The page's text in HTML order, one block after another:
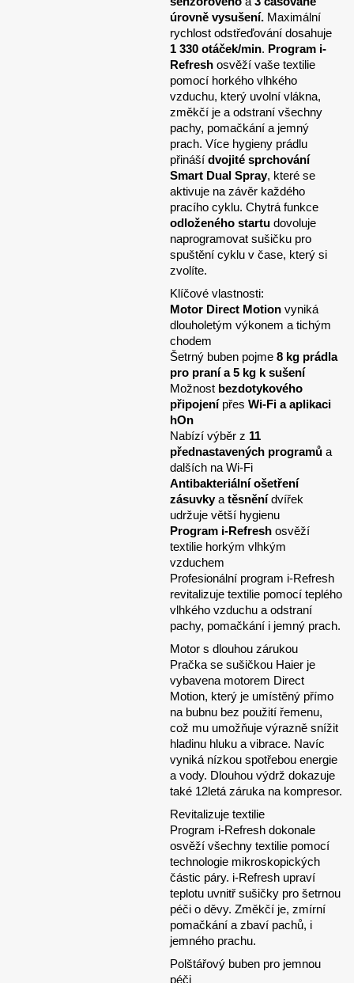
úrovně vysušení. Maximální
rychlost odstřeďování dosahuje
1 330 otáček/min. Program i-
Refresh osvěží vaše textilie
pomocí horkého vlhkého
vzduchu, který uvolní vlákna,
změkčí je a odstraní všechny
pachy, pomačkání a jemný
prach. Více hygieny prádlu
přináší dvojité sprchování
Smart Dual Spray, které se
aktivuje na závěr každého
pracího cyklu. Chytrá funkce
odloženého startu dovoluje
naprogramovat sušičku pro
spuštění cyklu v čase, který si
zvolíte.
Klíčové vlastnosti:
Motor Direct Motion vyniká
dlouholetým výkonem a tichým
chodem
Šetrný buben pojme 8 kg prádla
pro praní a 5 kg k sušení
Možnost bezdotykového
připojenípřes Wi-Fi a aplikaci
hOn
Nabízí výběr z 11
přednastavených programů a
dalších na Wi-Fi
Antibakteriální ošetření
zásuvkya těsněnídvířek
udržuje větší hygienu
Program i-Refresh osvěží
textilie horkým vlhkým
vzduchem
Profesionální program i-Refresh
revitalizuje textilie pomocí teplého
vlhkého vzduchu a odstraní
pachy, pomačkání i jemný prach.
Motor s dlouhou zárukou
Pračka se sušičkou Haier je
vybavena motorem Direct
Motion, který je umístěný přímo
na bubnu bez použití řemenu,
což mu umožňuje výrazně snížit
hladinu hluku a vibrace. Navíc
vyniká nízkou spotřebou energie
a vody. Dlouhou výdrž dokazuje
také 12letá záruka na kompresor.
Revitalizuje textilie
Program i-Refresh dokonale
osvěží všechny textilie pomocí
technologie mikroskopických
částic páry. i-Refresh upraví
teplotu uvnitř sušičky pro šetrnou
péči o děvy. Změkčí je, zmírní
pomačkání a zbaví pachů, i
jemného prachu.
Polštářový buben pro jemnou
péči